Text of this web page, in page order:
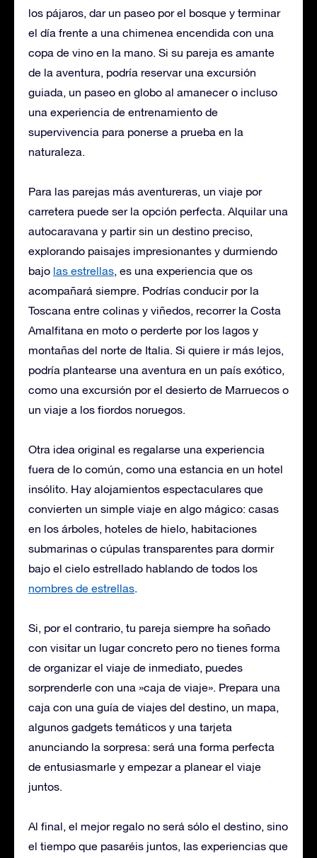
los pájaros, dar un paseo por el bosque y terminar
el día frente a una chimenea encendida con una
copa de vino en la mano. Si su pareja es amante
de la aventura, podría reservar una excursión
guiada, un paseo en globo al amanecer o incluso
una experiencia de entrenamiento de
supervivencia para ponerse a prueba en la
naturaleza.
Para las parejas más aventureras, un viaje por
carretera puede ser la opción perfecta. Alquilar una
autocaravana y partir sin un destino preciso,
explorando paisajes impresionantes y durmiendo
bajo las estrellas, es una experiencia que os
acompañará siempre. Podrías conducir por la
Toscana entre colinas y viñedos, recorrer la Costa
Amalfitana en moto o perderte por los lagos y
montañas del norte de Italia. Si quiere ir más lejos,
podría plantearse una aventura en un país exótico,
como una excursión por el desierto de Marruecos o
un viaje a los fiordos noruegos.
Otra idea original es regalarse una experiencia
fuera de lo común, como una estancia en un hotel
insólito. Hay alojamientos espectaculares que
convierten un simple viaje en algo mágico: casas
en los árboles, hoteles de hielo, habitaciones
submarinas o cúpulas transparentes para dormir
bajo el cielo estrellado hablando de todos los
nombres de estrellas.
Si, por el contrario, tu pareja siempre ha soñado
con visitar un lugar concreto pero no tienes forma
de organizar el viaje de inmediato, puedes
sorprenderle con una »caja de viaje». Prepara una
caja con una guía de viajes del destino, un mapa,
algunos gadgets temáticos y una tarjeta
anunciando la sorpresa: será una forma perfecta
de entusiasmarle y empezar a planear el viaje
juntos.
Al final, el mejor regalo no será sólo el destino, sino
el tiempo que pasaréis juntos, las experiencias que